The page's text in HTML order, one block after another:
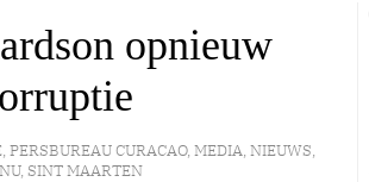
opnieuw
,PERSBUREAU CURACAO,MEDIA,NIEUWS,
, SINT MAARTEN